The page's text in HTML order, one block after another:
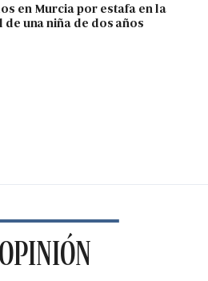
en Murcia por estafa en la
una niña de dos años
OPINIÓN